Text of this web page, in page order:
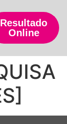
Resultado
Online